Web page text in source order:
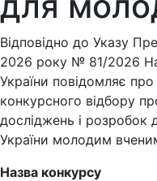
Відповідно до Указу
2026 року № 81/2026
України повідомляє
конкурсного відбору
досліджень і розробок
України молодим
Назва конкурсу